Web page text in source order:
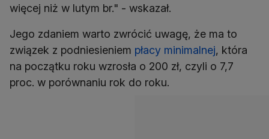
więcej niż w lutym br." - wskazał.
Jego zdaniem warto zwrócić uwagę, że ma to
związek z podniesieniem płacy minimalnej, która
na początku roku wzrosła o 200 zł, czyli o 7,7
proc. w porównaniu rok do roku.